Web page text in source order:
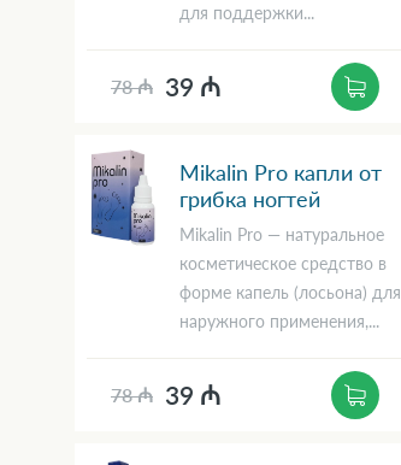
для поддержки...
78 ₼ 39 ₼
Mikalin Pro капли от
грибка ногтей
Mikalin Pro — натуральное
косметическое средство в
форме капель (лосьона) для
наружного применения,...
78 ₼ 39 ₼